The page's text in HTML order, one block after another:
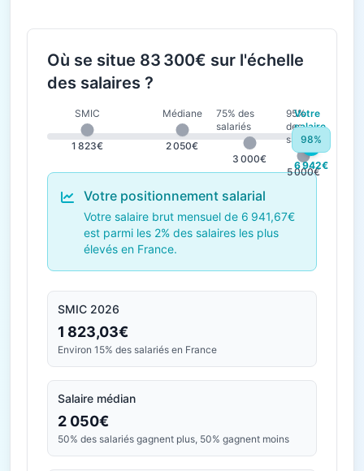
Où se situe 83 300€ sur l'échelle
des salaires ?
SMIC
1 823€
Médiane
2 050€
75% des
salariés
3 000€
95%
des
salariés
5 000€
Votre
salaire
6 942€
98%
Votre positionnement salarial
Votre salaire brut mensuel de 6 941,67€
est parmi les 2% des salaires les plus
élevés en France.
SMIC 2026
1 823,03€
Environ 15% des salariés en France
Salaire médian
2 050€
50% des salariés gagnent plus, 50% gagnent moins